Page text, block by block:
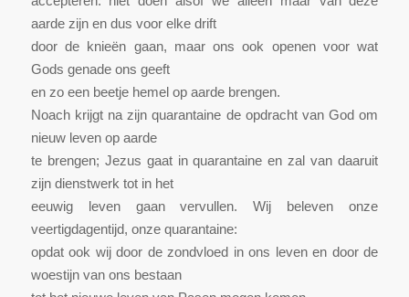
aarde zijn en dus voor elke drift
door de knieën gaan, maar ons ook openen voor wat
Gods genade ons geeft
en zo een beetje hemel op aarde brengen.
Noach krijgt na zijn quarantaine de opdracht van God om
nieuw leven op aarde
te brengen; Jezus gaat in quarantaine en zal van daaruit
zijn dienstwerk tot in het
eeuwig leven gaan vervullen. Wij beleven onze
veertigdagentijd, onze quarantaine:
opdat ook wij door de zondvloed in ons leven en door de
woestijn van ons bestaan